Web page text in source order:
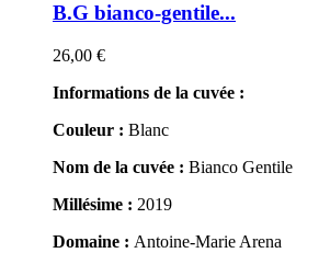
B.G bianco-gentile...
26,00 €
Informations de la cuvée :
Couleur : Blanc
Nom de la cuvée : Bianco Gentile
Millésime : 2019
Domaine : Antoine-Marie Arena